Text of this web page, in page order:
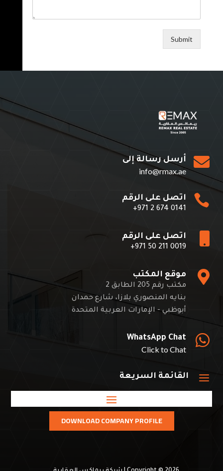
Submit
 أرسل رسالة إلى
info@rmax.ae
 اتصل على الرقم
+971 2 674 0141
اتصل على الرقم
+971 50 211 0019
 موقع المكتب
مكتب رقم 205 الطابق 2
بنايه المنصوري بلازا، شارع حمدان
أبوظبي - الإمارات العربية المتحدة

WhatsApp Chat
Click to Chat
a القائمة السريعة
DOWNLOAD COMPANY PROFILE